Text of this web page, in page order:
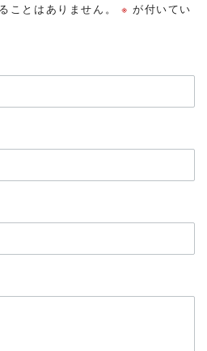
ことはありません。 ※ が付いてい